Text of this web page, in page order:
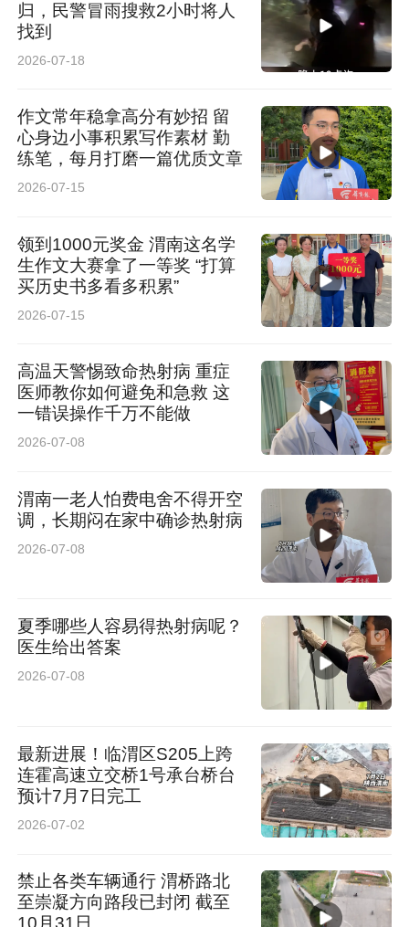
归，民警冒雨搜救2小时将人
找到
2026-07-18
作文常年稳拿高分有妙招 留
心身边小事积累写作素材 勤
练笔，每月打磨一篇优质文章
2026-07-15
领到1000元奖金 渭南这名学
生作文大赛拿了一等奖 “打算
买历史书多看多积累”
2026-07-15
高温天警惕致命热射病 重症
医师教你如何避免和急救 这
一错误操作千万不能做
2026-07-08
渭南一老人怕费电舍不得开空
调，长期闷在家中确诊热射病
2026-07-08
夏季哪些人容易得热射病呢？
医生给出答案
2026-07-08
最新进展！临渭区S205上跨
连霍高速立交桥1号承台桥台
预计7月7日完工
2026-07-02
禁止各类车辆通行 渭桥路北
至崇凝方向路段已封闭 截至